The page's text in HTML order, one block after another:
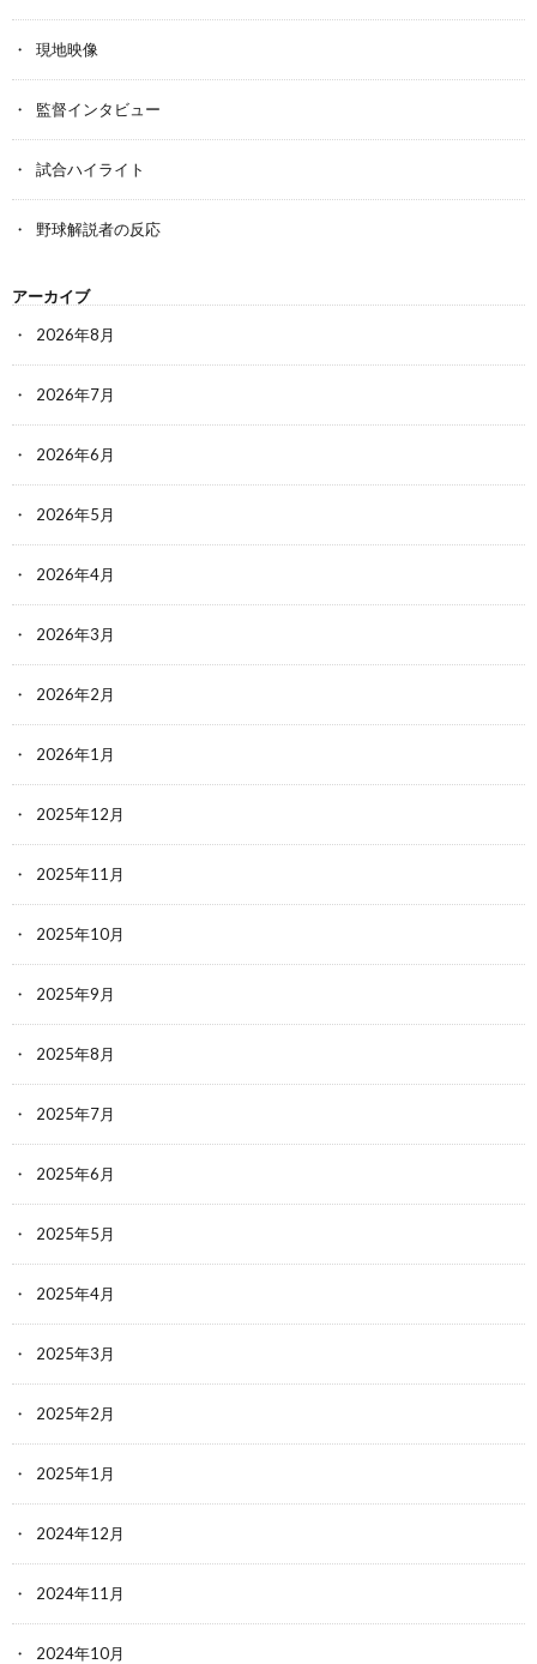
現地映像
監督インタビュー
試合ハイライト
野球解説者の反応
アーカイブ
2026年8月
2026年7月
2026年6月
2026年5月
2026年4月
2026年3月
2026年2月
2026年1月
2025年12月
2025年11月
2025年10月
2025年9月
2025年8月
2025年7月
2025年6月
2025年5月
2025年4月
2025年3月
2025年2月
2025年1月
2024年12月
2024年11月
2024年10月